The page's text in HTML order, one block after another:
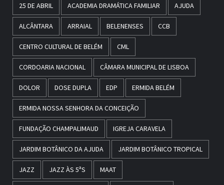
25 DE ABRIL ACADEMIA DRAMÁTICA FAMILIAR AJUDA
ALCÂNTARA ARRAIAL BELENENSES CCB
CENTRO CULTURAL DE BELÉM CML
CORDOARIA NACIONAL CÂMARA MUNICIPAL DE LISBOA
DOLOR DOSE DUPLA EDP ERMIDA BELÉM
ERMIDA NOSSA SENHORA DA CONCEIÇÃO
FUNDAÇÃO CHAMPALIMAUD IGREJA CARAVELA
JARDIM BOTÂNICO DA AJUDA JARDIM BOTÂNICO TROPICAL
JAZZ JAZZ ÀS 5ªS MAAT